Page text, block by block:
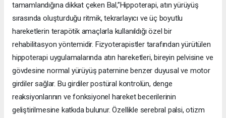
tamamlandığına dikkat çeken Bal,”Hippoterapi, atın yürüyüş
sırasında oluşturduğu ritmik, tekrarlayıcı ve üç boyutlu
hareketlerin terapötik amaçlarla kullanıldığı özel bir
rehabilitasyon yöntemidir. Fizyoterapistler tarafından yürütülen
hippoterapi uygulamalarında atın hareketleri, bireyin pelvisine ve
gövdesine normal yürüyüş paternine benzer duyusal ve motor
girdiler sağlar. Bu girdiler postüral kontrolün, denge
reaksiyonlarının ve fonksiyonel hareket becerilerinin
geliştirilmesine katkıda bulunur. Özellikle serebral palsi, otizm